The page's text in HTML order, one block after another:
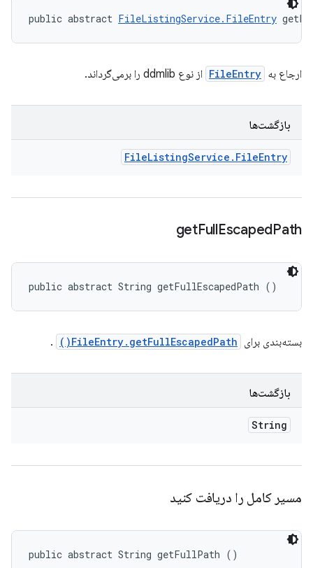
public abstract FileListingService.FileEntry
ارجاع به FileEntry از نوع ddmlib را برمی‌گرداند.
بازگشت‌ها
FileListingService . FileEntry
getFullEscapedPath
public abstract String getFullEscapedPath ()
بسته‌بندی برای FileEntry.getFullEscapedPath()
.
بازگشت‌ها
String
مسیر کامل را دریافت کنید
public abstract String getFullPath ()